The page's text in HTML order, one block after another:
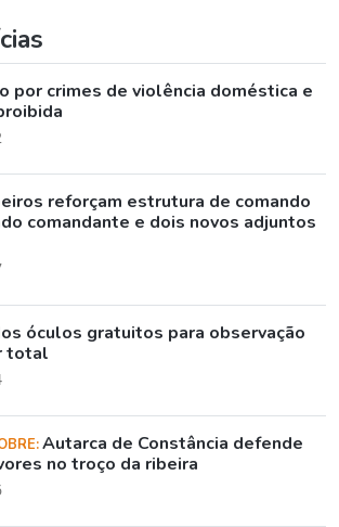
por crimes de violência doméstica e
reforçam estrutura de comando
comandante e dois novos adjuntos
óculos gratuitos para observação
total
Autarca de Constância defende
no troço da ribeira